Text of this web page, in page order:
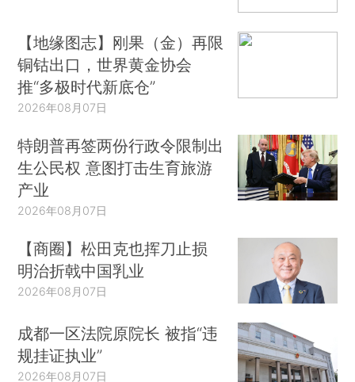
【地缘图志】刚果（金）再限
铜钴出口，世界黄金协会
推“多极时代新底仓”
2026年08月07日
特朗普再签两份行政令限制出
生公民权 意图打击生育旅游
产业
2026年08月07日
【商圈】松田克也挥刀止损
明治折戟中国乳业
2026年08月07日
成都一区法院原院长 被指“违
规挂证执业”
2026年08月07日